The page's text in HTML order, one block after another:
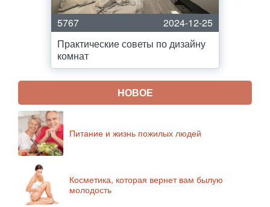
5767
2024-12-25
Практические советы по дизайну
комнат
НОВОЕ
Питание и жизнь пожилых людей
Косметика, которая вернет вам былую
молодость